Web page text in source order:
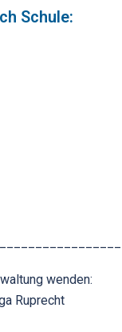
Schule:
wenden:
Ruprecht